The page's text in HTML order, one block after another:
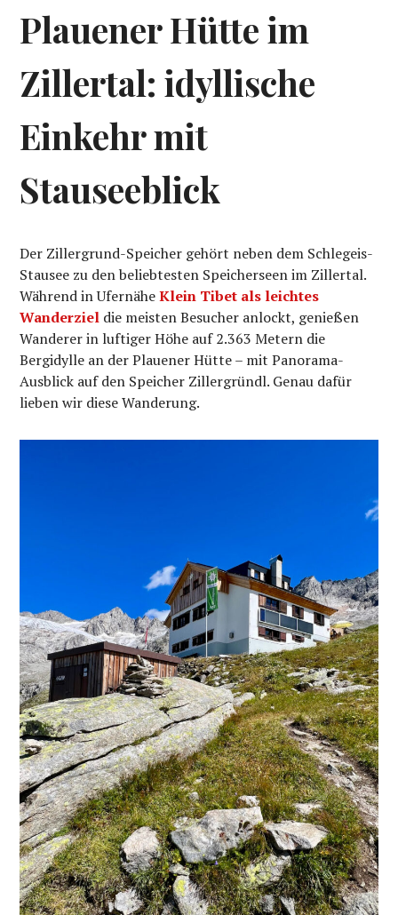
Plauener Hütte im
Zillertal: idyllische
Einkehr mit
Stauseeblick
Der Zillergrund-Speicher gehört neben dem Schlegeis-
Stausee zu den beliebtesten Speicherseen im Zillertal.
Während in UfernäheKlein Tibet als leichtes
Wanderziel die meisten Besucher anlockt, genießen
Wanderer in luftiger Höhe auf 2.363 Metern die
Bergidylle an der Plauener Hütte – mit Panorama-
Ausblick auf den Speicher Zillergründl. Genau dafür
lieben wir diese Wanderung.